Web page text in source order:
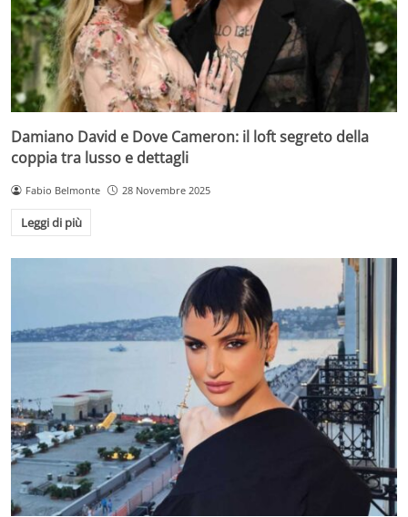
Damiano David e Dove Cameron: il loft segreto della
coppia tra lusso e dettagli
Fabio Belmonte 28 Novembre 2025
Leggi di più